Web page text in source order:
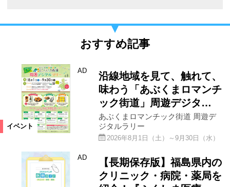
おすすめ記事
イベント
AD
沿線地域を見て、触れて、
味わう「あぶくまロマンチ
ック街道」周遊デジタ…
あぶくまロマンチック街道 周遊デ
ジタルラリー
2026年8月1日（土）～9月30日（水）
AD
【長期保存版】福島県内の
クリニック・病院・薬局を